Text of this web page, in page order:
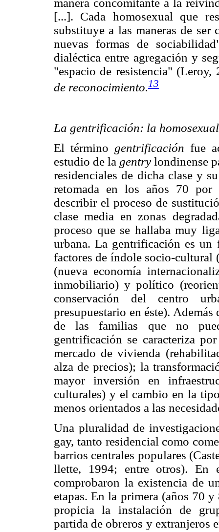
manera concomitante a la
[...]. Cada homosexual que
substituye a las maneras de
nuevas formas de
dialéctica entre agregación y
"espacio de resistencia"
de reconocimiento.13
La gentrificación: la
El término gentrificación fue
estudio de la gentry londinense
residenciales de dicha clase y
retomada en los años 70 por
describir el proceso de
clase media en zonas
proceso que se hallaba muy
urbana. La gentrificación es un
factores de índole socio-cultural
(nueva economía
inmobiliario) y político
conservación del centro
presupuestario en éste).
de las familias que no
gentrificación se caracteriza
mercado de vivienda
alza de precios); la
mayor inversión en
culturales) y el cambio en la
menos orientados a las
Una pluralidad de
gay, tanto residencial como
barrios centrales populares
llette, 1994; entre otros). En
comprobaron la existencia de
etapas. En la primera (años 70
propicia la instalación de
partida de obreros y extranjeros